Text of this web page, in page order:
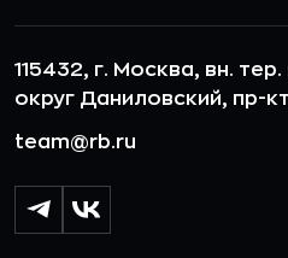
115432, г. Москва, вн.
округ Даниловский, пр-
team@rb.ru